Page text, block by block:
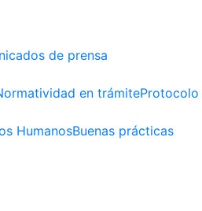
de prensa
en trámiteProtocolo
HumanosBuenas prácticas